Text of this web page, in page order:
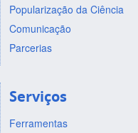
Popularização da Ciência
Comunicação
Parcerias
Serviços
Ferramentas